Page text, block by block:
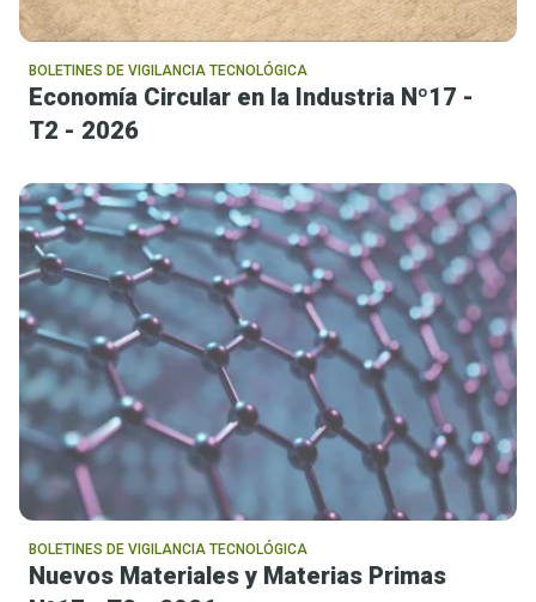
BOLETINES DE VIGILANCIA TECNOLÓGICA
Economía Circular en la Industria Nº17 -
T2 - 2026
BOLETINES DE VIGILANCIA TECNOLÓGICA
Nuevos Materiales y Materias Primas